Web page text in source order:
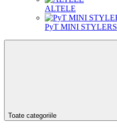
ALTELE
PyT MINI STYLERS
Toate categoriile